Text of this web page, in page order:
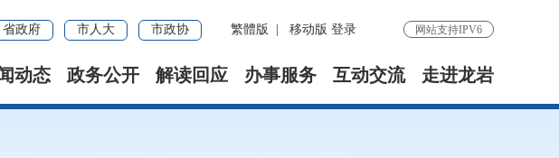
省政府 市人大 市政协 繁體版 移动版 登录 网站支持IPV6
动态 政务公开 解读回应 办事服务 互动交流 走进龙岩